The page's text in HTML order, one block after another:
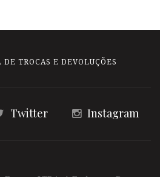
TROCAS E DEVOLUÇÕES
Twitter Instagram